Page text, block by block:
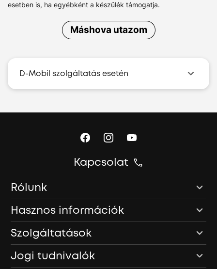
esetben is, ha egyébként a készülék támogatja.
Máshova utazom
D-Mobil szolgáltatás esetén
Kapcsolat
Rólunk
Hasznos információk
Szolgáltatások
Jogi tudnivalók